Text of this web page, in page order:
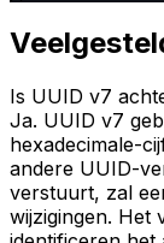
Is UUID v7
Ja. UUID v7
hexadecimale-
andere UUID-
verstuurt, zal
wijzigingen. Het